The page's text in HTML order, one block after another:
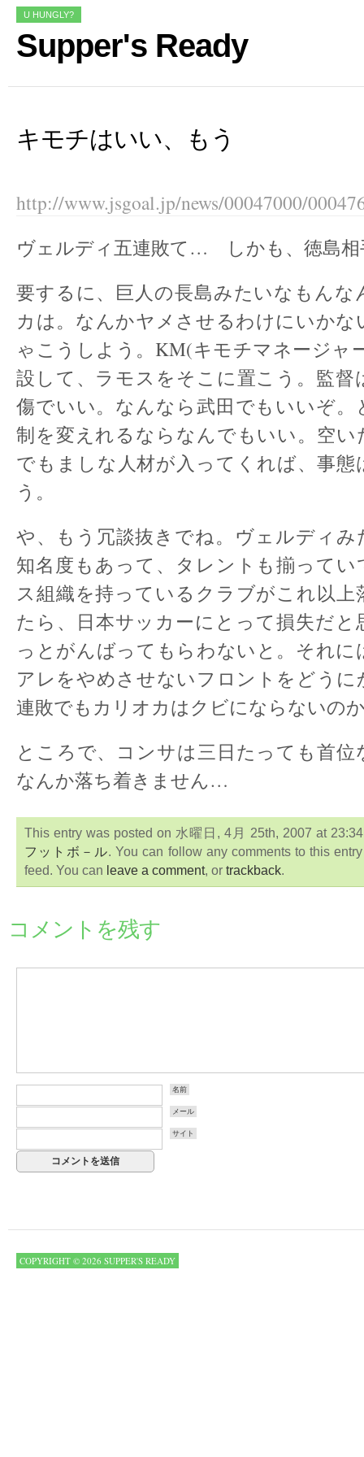
U HUNGLY?
Supper's Ready
キモチはいい、もう
http://www.jsgoal.jp/news/00047000/
ヴェルディ五連敗て… しかも、徳島相
要するに、巨人の長島みたいなもんな
カは。なんかヤメさせるわけにいかな
ゃこうしよう。KM(キモチマネージャ
設して、ラモスをそこに置こう。監督
傷でいい。なんなら武田でもいいぞ。
制を変えれるならなんでもいい。空い
でもましな人材が入ってくれば、事態
う。
や、もう冗談抜きでね。ヴェルディみ
知名度もあって、タレントも揃ってい
ス組織を持っているクラブがこれ以上
たら、日本サッカーにとって損失だと
っとがんばってもらわないと。それに
アレをやめさせないフロントをどうに
連敗でもカリオカはクビにならないの
ところで、コンサは三日たっても
なんか落ち着きません…
This entry was posted on 水曜日, 4月 25th, 2007 at
フットボ－ル. You can follow any comments to this
feed. You can leave a comment, or trackback.
コメントを残す
名前
メール
サイト
COPYRIGHT © 2026 SUPPER'S READY